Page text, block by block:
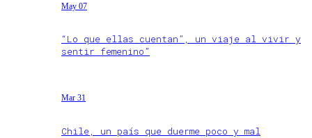
May 07
“Lo que ellas cuentan”, un viaje al vivir y
sentir femenino”
Mar 31
Chile, un país que duerme poco y mal